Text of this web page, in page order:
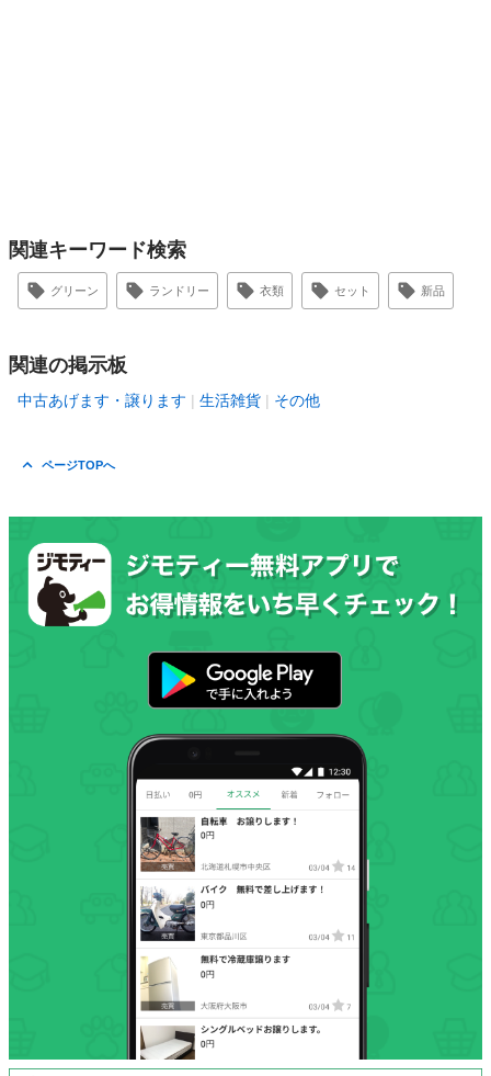
関連キーワード検索
グリーン ランドリー 衣類 セット 新品
関連の掲示板
中古あげます・譲ります 生活雑貨 その他
ページTOPへ